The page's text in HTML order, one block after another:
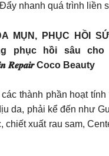
nhanh quá trình liền
MỤN, PHỤC HỒI
phục hồi sâu cho
𝑹𝒆𝒑𝒂𝒊𝒓 Coco Beauty
thành phần hoạt
da, phải kể đến như
chiết xuất rau sam,